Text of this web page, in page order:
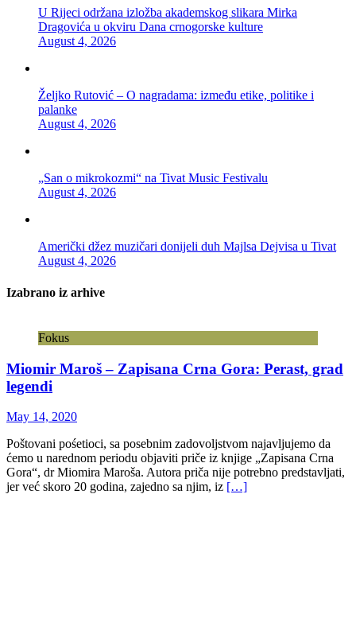
U Rijeci održana izložba akademskog slikara Mirka
Dragovića u okviru Dana crnogorske kulture
August 4, 2026
Željko Rutović – O nagradama: između etike, politike i
palanke
August 4, 2026
„San o mikrokozmi“ na Tivat Music Festivalu
August 4, 2026
Američki džez muzičari donijeli duh Majlsa Dejvisa u Tivat
August 4, 2026
Izabrano iz arhive
Fokus
Miomir Maroš – Zapisana Crna Gora: Perast, grad
legendi
May 14, 2020
Poštovani pośetioci, sa posebnim zadovoljstvom najavljujemo da
ćemo u narednom periodu objaviti priče iz knjige „Zapisana Crna
Gora“, dr Miomira Maroša. Autora priča nije potrebno predstavljati,
jer već skoro 20 godina, zajedno sa njim, iz […]